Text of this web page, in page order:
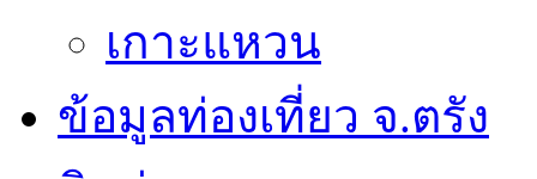
เกาะแหวน
ข้อมูลท่องเที่ยว จ.ตรัง